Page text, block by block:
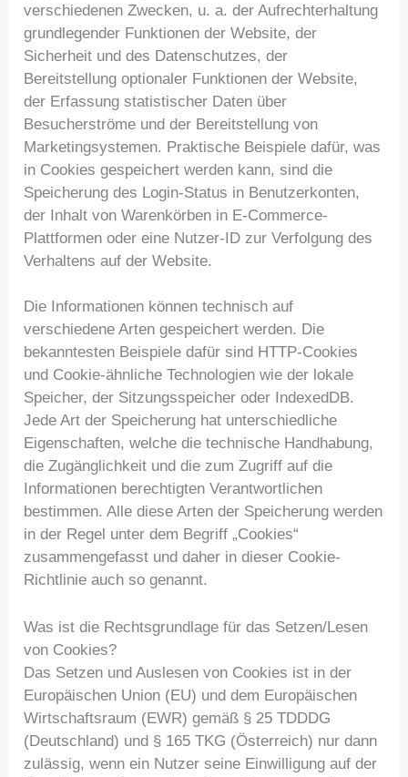
verschiedenen Zwecken, u. a. der Aufrechterhaltung
grundlegender Funktionen der Website, der
Sicherheit und des Datenschutzes, der
Bereitstellung optionaler Funktionen der Website,
der Erfassung statistischer Daten über
Besucherströme und der Bereitstellung von
Marketingsystemen. Praktische Beispiele dafür, was
in Cookies gespeichert werden kann, sind die
Speicherung des Login-Status in Benutzerkonten,
der Inhalt von Warenkörben in E-Commerce-
Plattformen oder eine Nutzer-ID zur Verfolgung des
Verhaltens auf der Website.
Die Informationen können technisch auf
verschiedene Arten gespeichert werden. Die
bekanntesten Beispiele dafür sind HTTP-Cookies
und Cookie-ähnliche Technologien wie der lokale
Speicher, der Sitzungsspeicher oder IndexedDB.
Jede Art der Speicherung hat unterschiedliche
Eigenschaften, welche die technische Handhabung,
die Zugänglichkeit und die zum Zugriff auf die
Informationen berechtigten Verantwortlichen
bestimmen. Alle diese Arten der Speicherung werden
in der Regel unter dem Begriff „Cookies“
zusammengefasst und daher in dieser Cookie-
Richtlinie auch so genannt.
Was ist die Rechtsgrundlage für das Setzen/Lesen
von Cookies?
Das Setzen und Auslesen von Cookies ist in der
Europäischen Union (EU) und dem Europäischen
Wirtschaftsraum (EWR) gemäß § 25 TDDDG
(Deutschland) und § 165 TKG (Österreich) nur dann
zulässig, wenn ein Nutzer seine Einwilligung auf der